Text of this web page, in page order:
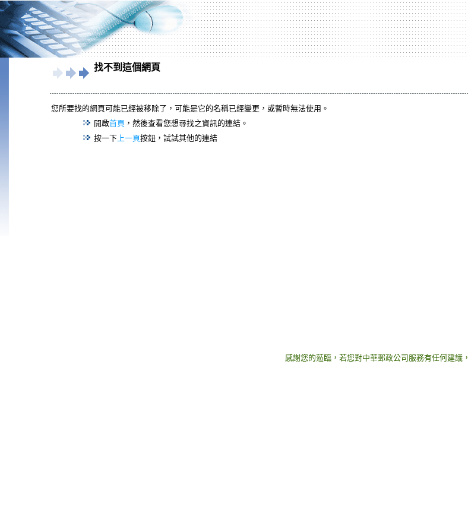
找不到這個網頁
您所要找的網頁可能已經被移除了，可能是它的名稱已經變更，或暫時無法使用。
開啟首頁 ，然後查看您想尋找之資訊的連結。
按一下上一頁按鈕，試試其他的連結
感謝您的蒞臨，若您對中華郵政公司服務有任何建議，